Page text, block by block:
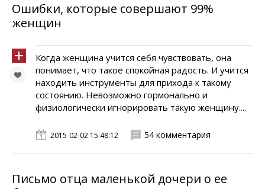
Ошибки, которые совершают 99%
женщин
Когда женщина учится себя чувствовать, она
понимает, что такое спокойная радость. И учится
находить инструменты для прихода к такому
состоянию. Невозможно гормонально и
физиологически игнорировать такую женщину....
2015-02-02 15:48:12 54 комментария
Письмо отца маленькой дочери о ее